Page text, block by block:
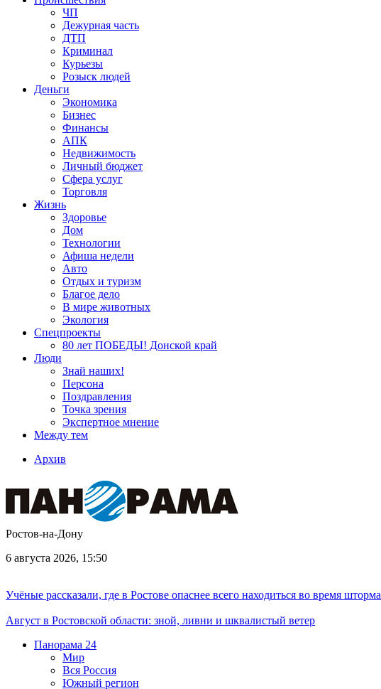
ЧП
Дежурная часть
ДТП
Криминал
Курьезы
Розыск людей
Деньги
Экономика
Бизнес
Финансы
АПК
Недвижимость
Личный бюджет
Сфера услуг
Торговля
Жизнь
Здоровье
Дом
Технологии
Афиша недели
Авто
Отдых и туризм
Благое дело
В мире животных
Экология
Спецпроекты
80 лет ПОБЕДЫ! Донской край
Люди
Знай наших!
Персона
Поздравления
Точка зрения
Экспертное мнение
Между тем
Архив
Ростов-на-Дону
6 августа 2026, 15:50
Учёные рассказали, где в Ростове опаснее всего находиться во время шторма
Август в Ростовской области: зной, ливни и шквалистый ветер
Панорама 24
Мир
Вся Россия
Южный регион